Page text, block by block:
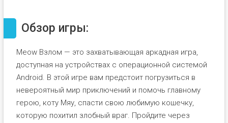
Обзор игры:
Meow Взлом — это захватывающая аркадная игра,
доступная на устройствах с операционной системой
Android. В этой игре вам предстоит погрузиться в
невероятный мир приключений и помочь главному
герою, коту Мяу, спасти свою любимую кошечку,
которую похитил злобный враг. Пройдите через